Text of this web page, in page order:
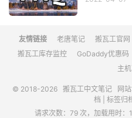
友情链接 老唐笔记 搬瓦工官网
搬瓦工库存监控
GoDaddy优惠码
主
© 2018-2026 搬瓦工中文笔记 网
档
标签归
请求次数：79 次，加载用时